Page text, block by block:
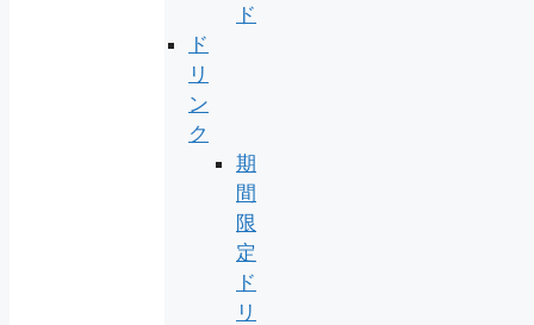
ド
ド
リ
ン
ク
期
間
限
定
ド
リ